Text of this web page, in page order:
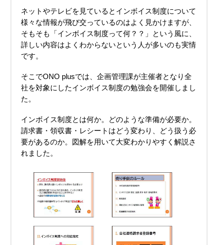
ネットやテレビを見ているとインボイス制度について
様々な情報が飛び交っているのはよく見かけますが、
そもそも「インボイス制度って何？？」という風に、
詳しい内容はよくわからないという人が多いのも実情
です。
そこでONO plusでは、企画管理課が主催者となり全
社を対象にしたインボイス制度の勉強会を開催しまし
た。
インボイス制度とは何か。どのような準備が必要か。
請求書・領収書・レシートはどう変わり、どう扱う必
要があるのか。図解を用いて大変わかりやすく解説さ
れました。